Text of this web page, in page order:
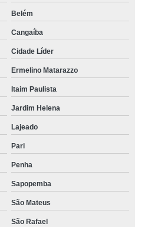
Belém
Cangaíba
Cidade Líder
Ermelino Matarazzo
Itaim Paulista
Jardim Helena
Lajeado
Pari
Penha
Sapopemba
São Mateus
São Rafael